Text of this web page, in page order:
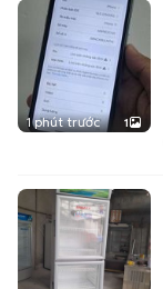
1 phút trước 1